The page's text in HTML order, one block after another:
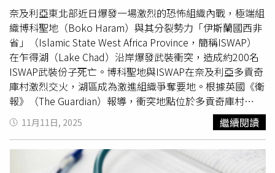
出新部署飛彈可能的目標。美國官員也指出，在送交國會之
前，報告內容仍可能有所調整。報告還指出，中國的核彈頭
庫存於2024年仍維持在600枚出頭，反映出「相較於前幾
年，生產速度有所放緩」。但中國的核擴張仍在持續進行，
並有望在2030年前擁有超過1,000枚核彈頭。值得注意的
是，俄羅斯與美國的核彈頭佔了全球近9成。根據斯德哥爾
摩國際和平研究所（SIPRI）2025年1月的資料，俄羅斯約
有5,459顆核彈頭，美國則有5,177顆，因此中國的數量可說
是遠遠落後美俄2國。川普10月底曾表示，他希望美國恢復
核武試驗，但具體形式仍不明朗。據悉，前美國總統拜登
（Joe Biden）以及川普1.0任內，都均曾試圖與中國及俄羅
奈及利亞東北部近日爆發一場激烈的恐怖組織內戰，極端組
織博科聖地（Boko Haram）與其分裂勢力「伊斯蘭國西非
省」（Islamic State West Africa Province，簡稱ISWAP）
在乍得湖（Lake Chad）沿岸爆發武裝衝突，造成約200名
ISWAP武裝份子死亡。博科聖地與ISWAP在奈及利亞多貢奇
庫村激烈交火，湖區成為激進組織爭奪要地。根據英國《衛
報》（The Guardian）報導，衝突地點位於多貢奇庫村
（Dogon Chiku），該地緊鄰奈及利亞、尼日、查德與喀麥
隆交界，是極端組織活動頻繁的河岸地區。當地不僅是他們
雙方爭奪乍得湖區域控制權，ISWAP損失慘重，多艘武裝船
11月11日, 2025 繼續閱讀